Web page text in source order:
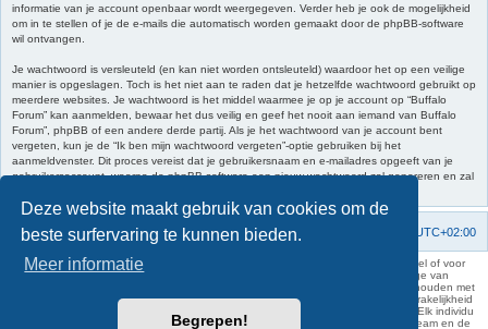
Deze website maakt gebruik van cookies om de
beste surfervaring te kunnen bieden.
Meer informatie
Begrepen!
informatie van je account openbaar wordt weergegeven. Verder heb je ook de mogelijkheid
om in te stellen of je de e-mails die automatisch worden gemaakt door de phpBB-software
wil ontvangen.
Je wachtwoord is versleuteld (en kan niet worden ontsleuteld) waardoor het op een veilige
manier is opgeslagen. Toch is het niet aan te raden dat je hetzelfde wachtwoord gebruikt op
meerdere websites. Je wachtwoord is het middel waarmee je op je account op “Buffalo
Forum” kan aanmelden, bewaar het dus veilig en geef het nooit aan iemand van Buffalo
Forum”, phpBB of een andere derde partij. Als je het wachtwoord van je account bent
vergeten, kun je de “Ik ben mijn wachtwoord vergeten”-optie gebruiken bij het
aanmeldvenster. Dit proces vereist dat je gebruikersnaam en e-mailadres opgeeft van je
gebruikersaccount, waarna de phpBB-software een nieuw wachtwoord zal genereren en zal
Forumoverzicht UTC+02:00
Verwijder cookies
Contact
KAA Gent kan nooit aansprakelijk worden gesteld voor om het even welk nadeel of voor
schade, zowel moreel als materieel, die toegebracht kan worden ten gevolge van
feitelijkheden en daden van derden die rechtstreeks of onrechtstreeks verband houden met
de gegevens vermeld op de website van KAA Gent. Deze ontheffing van aansprakelijkheid
geldt inzonderheid voor het forum, waarvan KAA Gent zich volledig distantieert. Elk individu
is dus verantwoordelijk voor zijn uitlatingen op het Buffalo Forum. Ook het webteam en de